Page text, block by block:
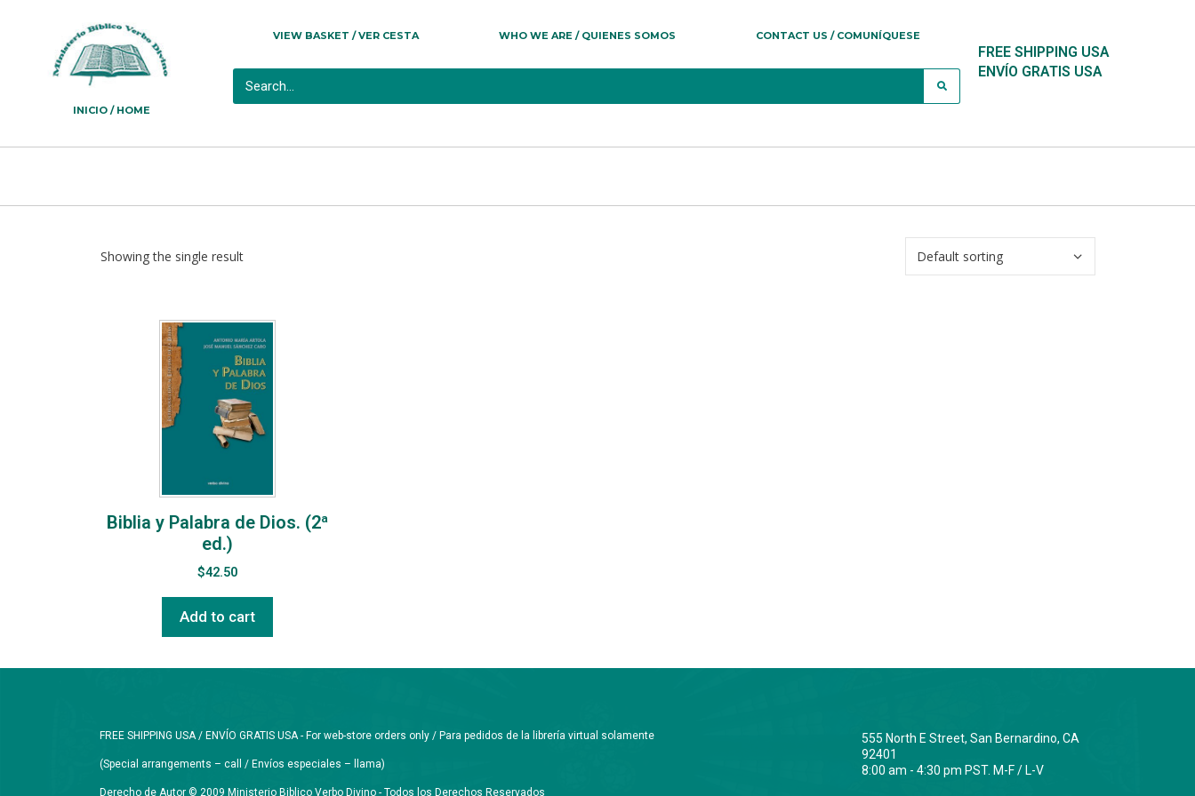
INICIO / HOME
VIEW BASKET / VER CESTA WHO WE ARE / QUIENES SOMOS CONTACT US / COMUNÍQUESE
FREE SHIPPING USA
ENVÍO GRATIS USA
Showing the single result
Biblia y Palabra de Dios. (2ª
ed.)
$42.50
Add to cart
FREE SHIPPING USA / ENVÍO GRATIS USA - For web-store orders only / Para pedidos de la librería virtual solamente
(Special arrangements – call / Envíos especiales – llama)
Derecho de Autor © 2009 Ministerio Biblico Verbo Divino - Todos los Derechos Reservados
555 North E Street, San Bernardino, CA
92401
8:00 am - 4:30 pm PST. M-F / L-V